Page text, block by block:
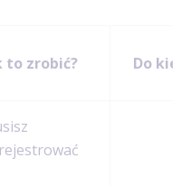
to zrobić? Do